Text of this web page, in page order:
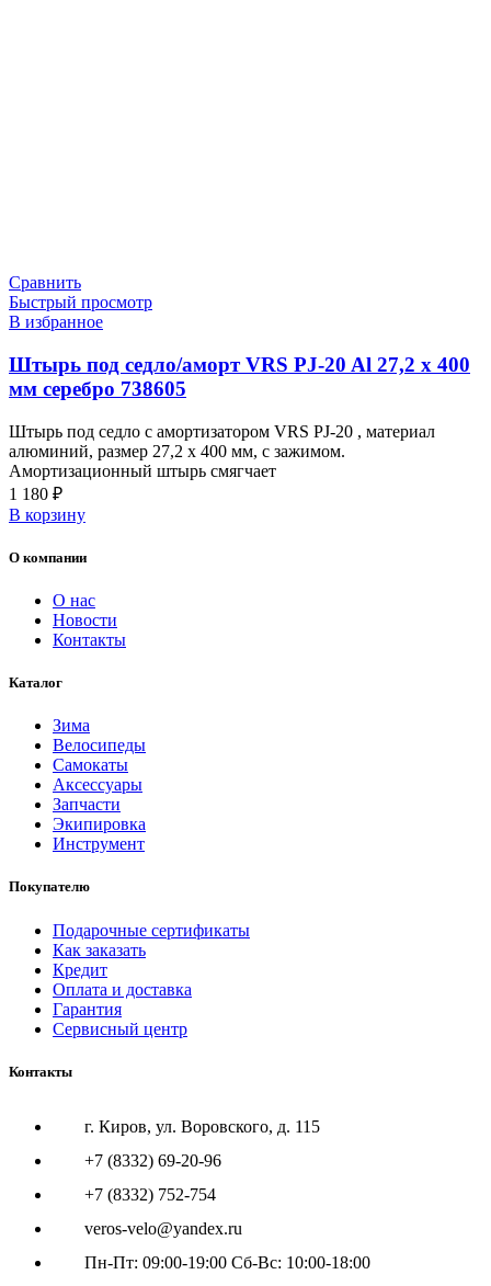
Сравнить
Быстрый просмотр
В избранное
Штырь под седло/аморт VRS PJ-20 Al 27,2 х 400
мм серебро 738605
Штырь под седло с амортизатором VRS PJ-20 , материал
алюминий, размер 27,2 х 400 мм, с зажимом.
Амортизационный штырь смягчает
1 180 ₽
В корзину
О компании
О нас
Новости
Контакты
Каталог
Зима
Велосипеды
Самокаты
Аксессуары
Запчасти
Экипировка
Инструмент
Покупателю
Подарочные сертификаты
Как заказать
Кредит
Оплата и доставка
Гарантия
Сервисный центр
Контакты
г. Киров, ул. Воровского, д. 115
+7 (8332) 69-20-96
+7 (8332) 752-754
veros-velo@yandex.ru
Пн-Пт: 09:00-19:00 Сб-Вс: 10:00-18:00